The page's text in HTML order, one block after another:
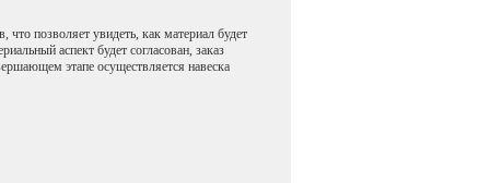
что позволяет увидеть, как материал будет
аспект будет согласован, заказ
этапе осуществляется навеска